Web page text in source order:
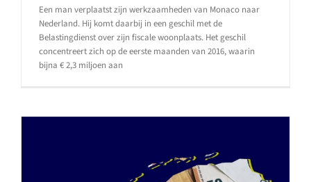
Een man verplaatst zijn werkzaamheden van Monaco naar
Nederland. Hij komt daarbij in een geschil met de
Belastingdienst over zijn fiscale woonplaats. Het geschil
concentreert zich op de eerste maanden van 2016, waarin
bijna € 2,3 miljoen aan